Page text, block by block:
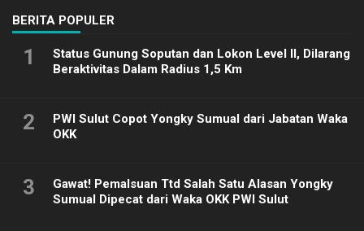
BERITA POPULER
1
Status Gunung Soputan dan Lokon Level II, Dilarang
Beraktivitas Dalam Radius 1,5 Km
2
PWI Sulut Copot Yongky Sumual dari Jabatan Waka
OKK
3
Gawat! Pemalsuan Ttd Salah Satu Alasan Yongky
Sumual Dipecat dari Waka OKK PWI Sulut